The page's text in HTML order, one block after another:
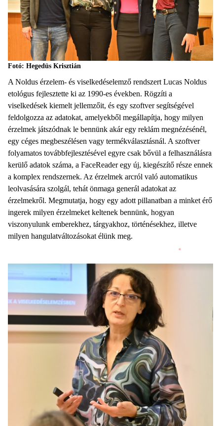
Fotó: Hegedüs Krisztián
A Noldus érzelem- és viselkedéselemző rendszert Lucas Noldus
etológus fejlesztette ki az 1990-es években. Rögzíti a
viselkedések kiemelt jellemzőit, és egy szoftver segítségével
feldolgozza az adatokat, amelyekből megállapítja, hogy milyen
érzelmek játszódnak le bennünk akár egy reklám megnézésénél,
egy céges megbeszélésen vagy termékválasztásnál. A szoftver
folyamatos továbbfejlesztésével egyre csak bővül a felhasználásra
kerülő adatok száma, a FaceReader egy új, kiegészítő része ennek
a komplex rendszernek. Az érzelmek arcról való automatikus
leolvasására szolgál, tehát önmaga generál adatokat az
érzelmekről. Megmutatja, hogy egy adott pillanatban a minket érő
ingerek milyen érzelmeket keltenek bennünk, hogyan
viszonyulunk emberekhez, tárgyakhoz, történésekhez, illetve
milyen hangulatváltozásokat élünk meg.